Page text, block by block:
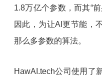
1.8万亿个参数，而其“
因此，为让AI更节能，
那么多参数的算法。
HawAI.tech公司使用了